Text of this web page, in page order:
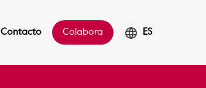
Contacto Colabora ES